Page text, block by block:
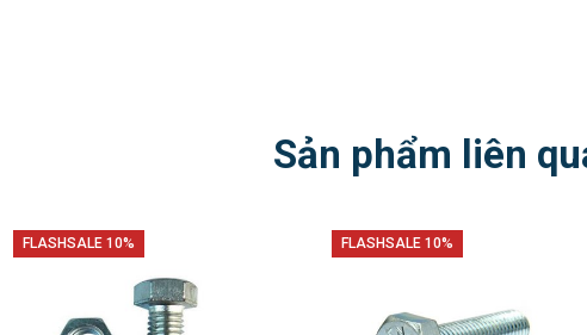
Sản phẩm liên
FLASHSALE 10% FLASHSALE 10%